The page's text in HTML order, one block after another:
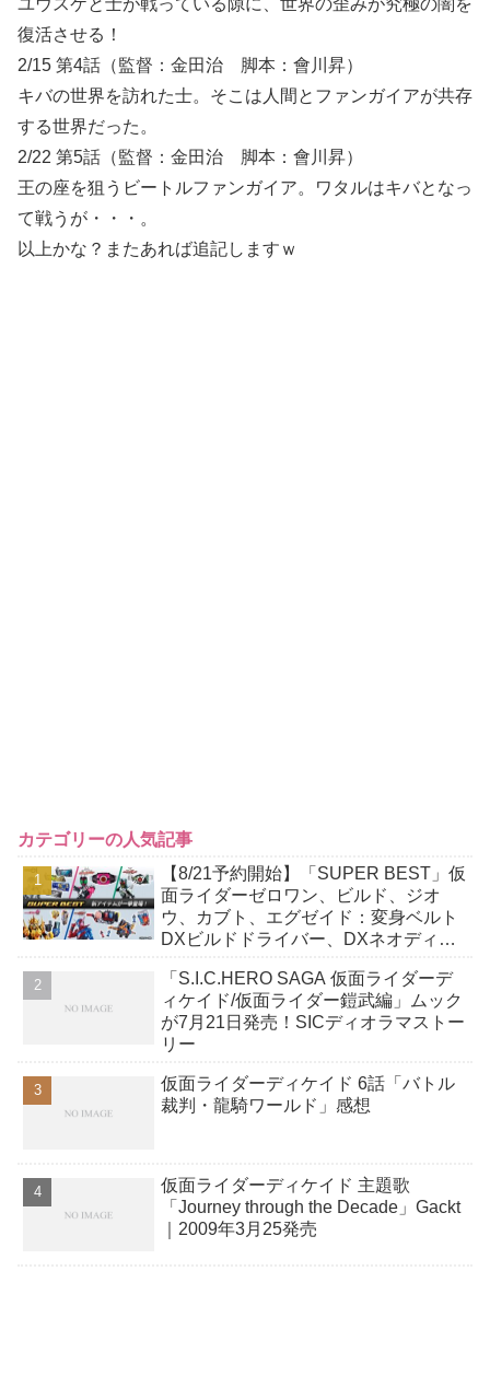
復活させる！
2/15 第4話（監督：金田治 脚本：會川昇）
キバの世界を訪れた士。そこは人間とファンガイアが共存
する世界だった。
2/22 第5話（監督：金田治 脚本：會川昇）
王の座を狙うビートルファンガイア。ワタルはキバとなっ
て戦うが・・・。
以上かな？またあれば追記しますｗ
カテゴリーの人気記事
【8/21予約開始】「SUPER BEST」仮
面ライダーゼロワン、ビルド、ジオ
ウ、カブト、エグゼイド：変身ベルト
DXビルドドライバー、DXネオディケ
か12点！
「S.I.C.HERO SAGA 仮面ライダーデ
ィケイド/仮面ライダー鎧武編」ムック
が7月21日発売！SICディオラマストー
リー
仮面ライダーディケイド 6話「バトル
裁判・龍騎ワールド」感想
仮面ライダーディケイド 主題歌
「Journey through the Decade」Gackt
｜2009年3月25発売